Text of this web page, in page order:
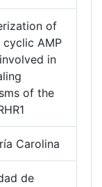
of
AMP
in
of the
Carolina
de